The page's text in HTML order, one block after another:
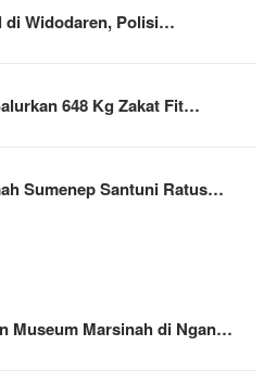
di Widodaren, Polisi…
648 Kg Zakat Fit…
Sumenep Santuni Ratus…
Museum Marsinah di Ngan…